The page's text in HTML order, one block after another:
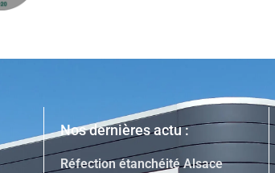
Nos dernières actu :
Réfection étanchéité Alsace